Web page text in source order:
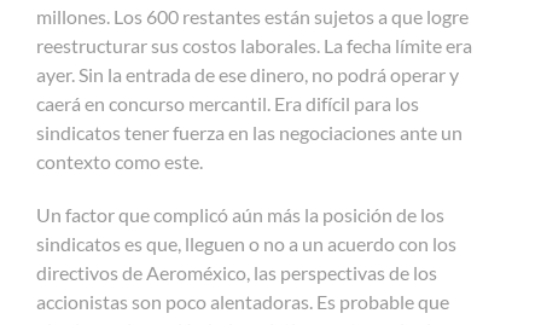
millones. Los 600 restantes están sujetos a que logre
reestructurar sus costos laborales. La fecha límite era
ayer. Sin la entrada de ese dinero, no podrá operar y
caerá en concurso mercantil. Era difícil para los
sindicatos tener fuerza en las negociaciones ante un
contexto como este.
Un factor que complicó aún más la posición de los
sindicatos es que, lleguen o no a un acuerdo con los
directivos de Aeroméxico, las perspectivas de los
accionistas son poco alentadoras. Es probable que